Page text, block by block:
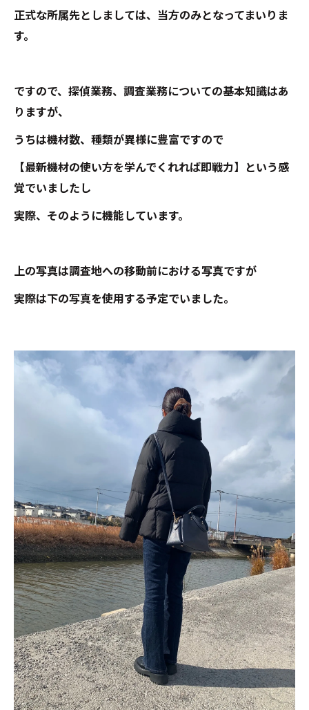
正式な所属先としましては、当方のみとなってまいりま
す。
ですので、探偵業務、調査業務についての基本知識はあ
りますが、
うちは機材数、種類が異様に豊富ですので
【最新機材の使い方を学んでくれれば即戦力】という感
覚でいましたし
実際、そのように機能しています。
上の写真は調査地への移動前における写真ですが
実際は下の写真を使用する予定でいました。